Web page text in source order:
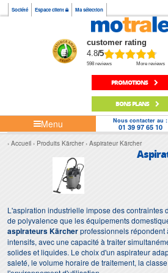
Société Espace client Ma sélection
customer rating
4.8/5
598 reviews More reviews
PROMOTIONS
BONS PLANS
Menu Nous contacter au :
01 39 97 65 10
Accueil Produits Kärcher Aspirateur Kärcher
L'aspiration industrielle impose des contraintes
de polyvalence que les équipements
aspirateurs Kärcherprofessionnels répondent
intensifs, avec une capacité à traiter
solides et liquides. Le choix d'un aspirateur
saleté, le volume horaire de traitement, la